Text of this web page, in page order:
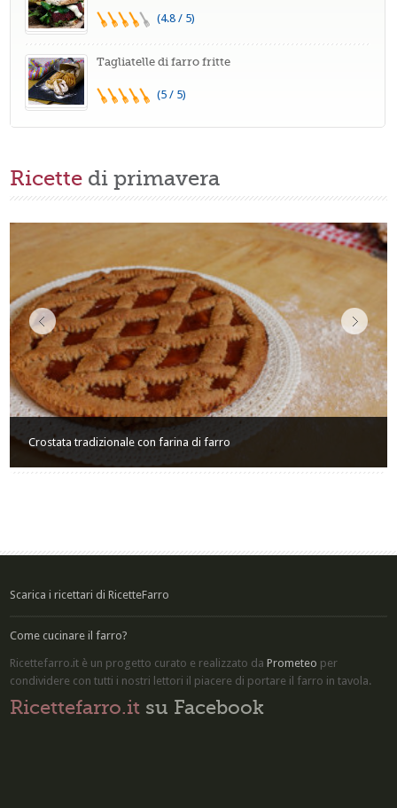
(4.8 / 5)
Tagliatelle di farro fritte
(5 / 5)
Ricette di primavera
Crostata tradizionale con farina di farro
Scarica i ricettari di RicetteFarro
Come cucinare il farro?
Ricettefarro.it è un progetto curato e realizzato daPrometeo per
condividere con tutti i nostri lettori il piacere di portare il farro in tavola.
Ricettefarro.it su Facebook